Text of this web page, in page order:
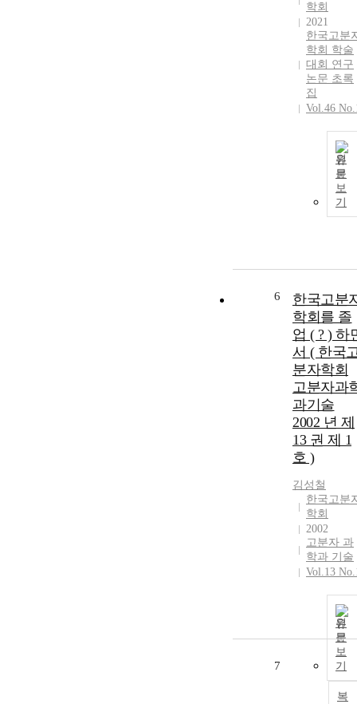
학회
2021
한국고분
학회 학술
대회 연구
논문 초록
집
Vol.46
원
문
보
기
6
한국고분
학회를 졸
업 ( ? ) 하
서 ( 한국
분자학회
고분자과
과기술
2002 년 제
13 권 제 1
호 )
김성철
한국고분
학회
2002
고분자 과
학과 기술
Vol.13
원
문
보
기
복
7